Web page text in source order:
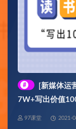
#
[新媒体运
7W+写出价值
97课堂 2021-